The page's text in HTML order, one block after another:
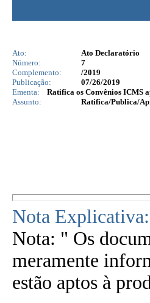
Ato:
Ato Declaratório
Número:
7
Complemento:
/2019
Publicação:
07/26/2019
Ementa:
Ratifica os Convênios ICMS
Assunto:
Ratifica/Publica/
Nota Explicativa:
Nota: " Os
meramente
estão aptos à